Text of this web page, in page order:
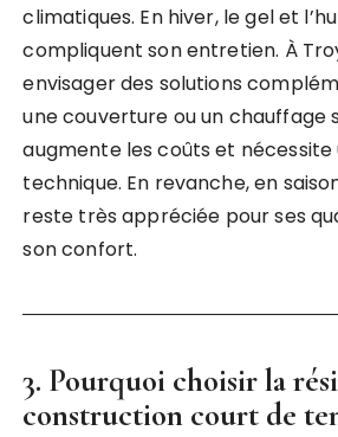
climatiques. En hiver, le gel et
compliquent son entretien. À
envisager des solutions
une couverture ou un chauffage
augmente les coûts et nécessite
technique. En revanche, en
reste très appréciée pour ses
son confort.
3. Pourquoi choisir la
construction court de